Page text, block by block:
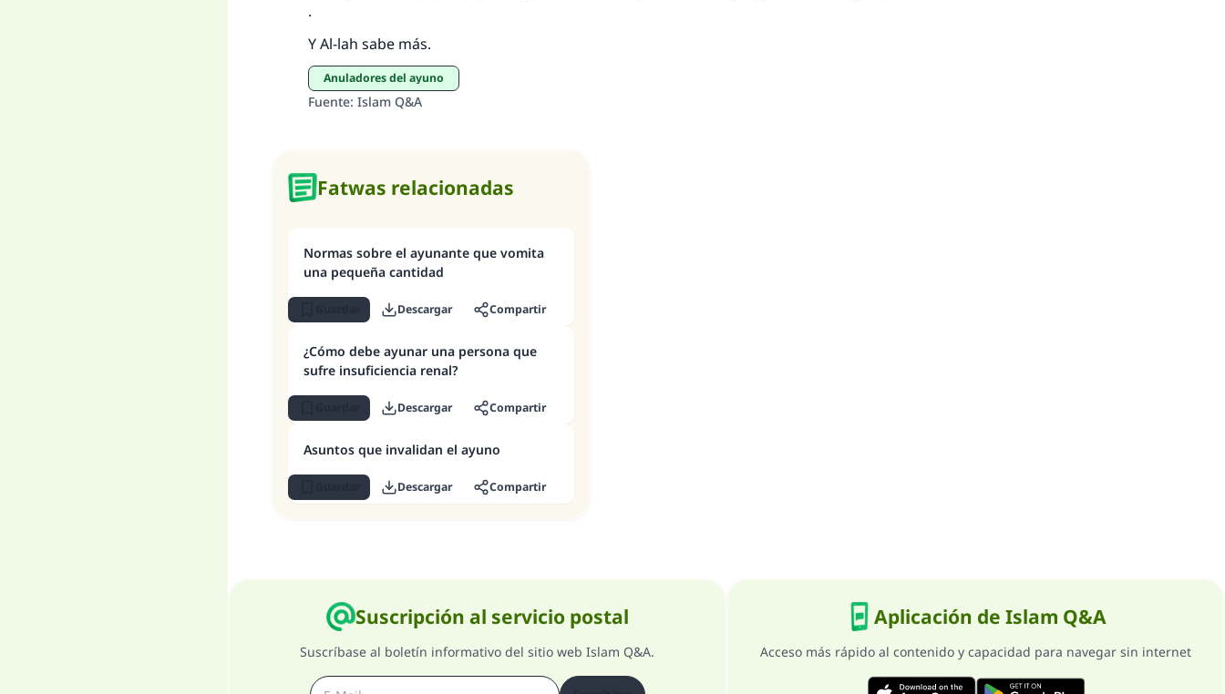
.
Y Al-lah sabe más.
Anuladores del ayuno
Fuente: Islam Q&A
Fatwas relacionadas
Normas sobre el ayunante que vomita
una pequeña cantidad
Descargar Compartir
¿Cómo debe ayunar una persona que
sufre insuficiencia renal?
Descargar Compartir
Asuntos que invalidan el ayuno
Descargar Compartir
Suscripción al servicio postal
Suscríbase al boletín informativo del sitio web Islam Q&A.
Aplicación de Islam Q&A
Acceso más rápido al contenido y capacidad para navegar sin internet